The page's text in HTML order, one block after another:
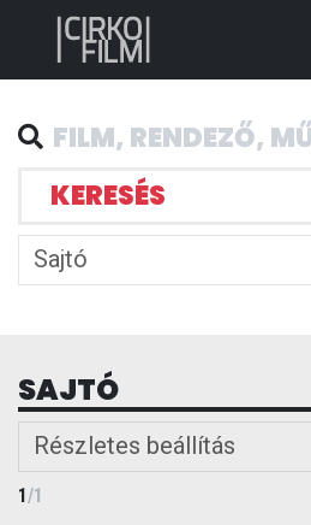
KERESÉS
Sajtó
SAJTÓ
Részletes beállítás
1/1